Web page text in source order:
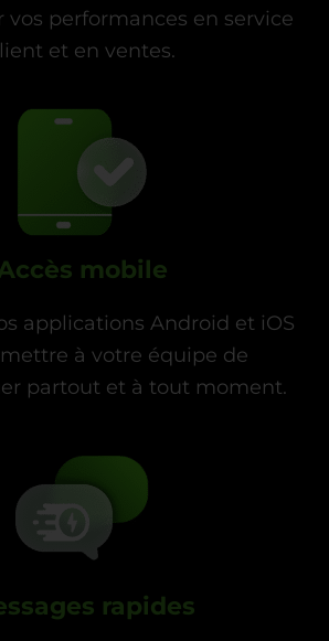
vos performances en service
et en ventes.
mobile
applications Android et iOS
à votre équipe de
partout et à tout moment.
rapides